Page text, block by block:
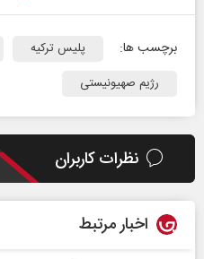
برچسب ها: پلیس ترکیه
رژیم صهیونیستی
نظرات کاربران
اخبار مرتبط